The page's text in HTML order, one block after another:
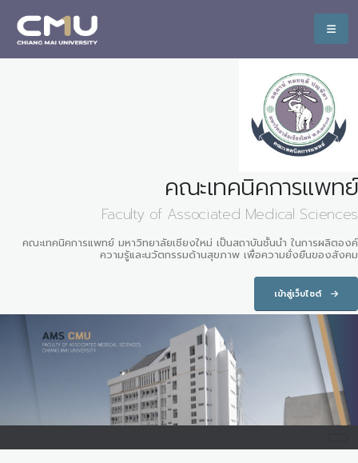
คณะเทคนิคการแพทย์
Faculty of Associated Medical Sciences
คณะเทคนิคการแพทย์ มหาวิทยาลัยเชียงใหม่ เป็นสถาบันชั้นนำ ในการผลิตองค์
ความรู้และนวัตกรรมด้านสุขภาพ เพื่อความยั่งยืนของสังคม
เข้าสู่เว็บไซต์